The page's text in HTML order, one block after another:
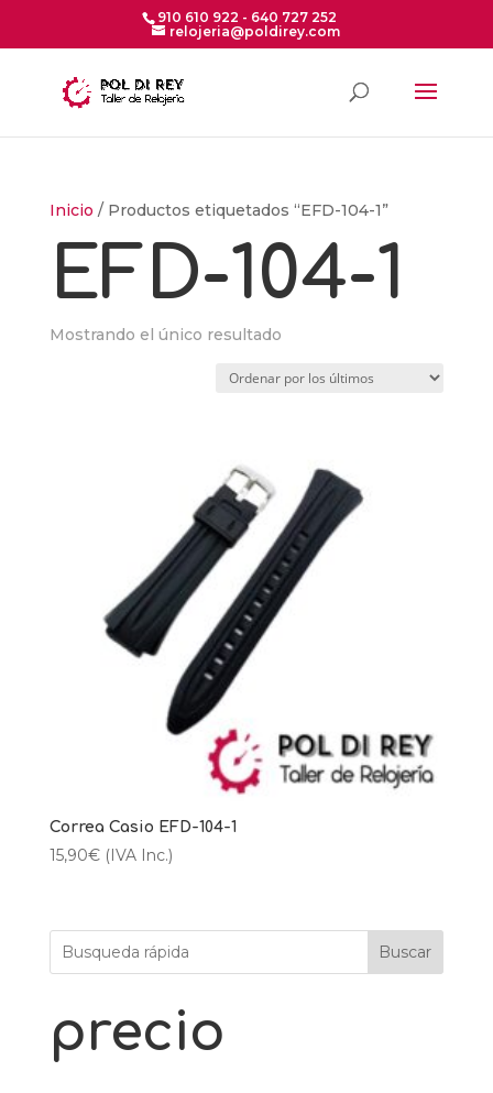
910 610 922 - 640 727 252
relojeria@poldirey.com
Inicio / Productos etiquetados “EFD-104-1”
EFD-104-1
Mostrando el único resultado
Correa Casio EFD-104-1
15,90€ (IVA Inc.)
Buscar
precio